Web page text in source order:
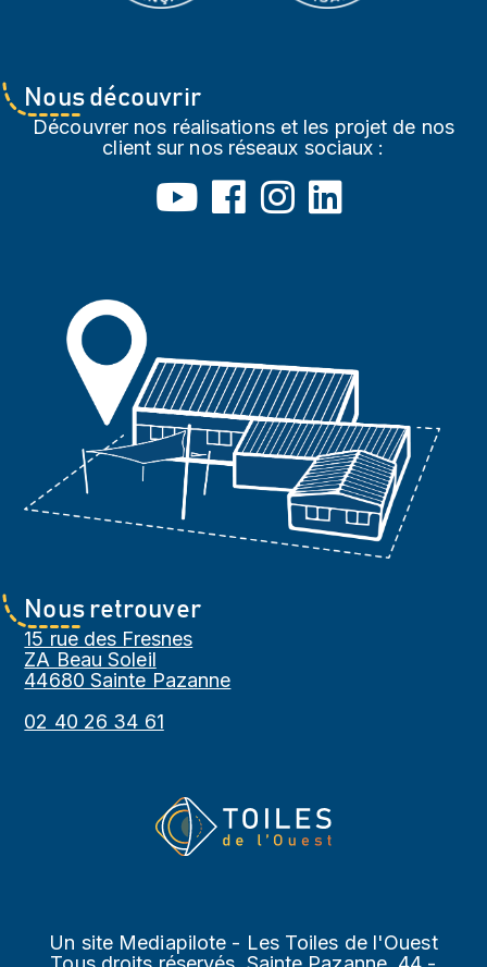
Nous découvrir
Découvrer nos réalisations et les projet de nos
client sur nos réseaux sociaux :
Nous retrouver
15 rue des Fresnes
ZA Beau Soleil
44680 Sainte Pazanne
02 40 26 34 61
Un site Mediapilote - Les Toiles de l'Ouest